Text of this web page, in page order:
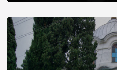
є відданими вірянами Христа